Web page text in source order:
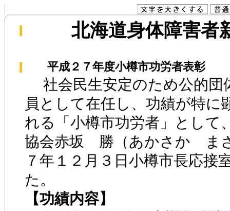
北海道身体障害者
平成２７年度小樽市功労者表彰
社会民生安定のため公的団
員として在任し、功績が特に
れる「小樽市功労者」として
協会赤坂 勝（あかさか ま
７年１２月３日小樽市長応接
た。
【功績内容】